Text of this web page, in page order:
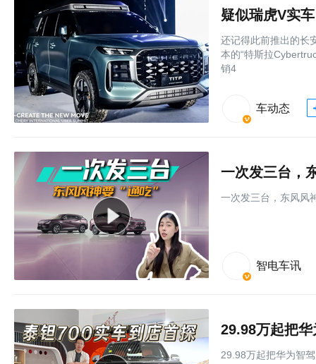
疑似瑞虎V实
还记得此前推出的长
本的“特斯拉
销4
车动态
一次发三台，
一次发三台，东风风
智电车讯
29.98万起把
29.98万起把华为智